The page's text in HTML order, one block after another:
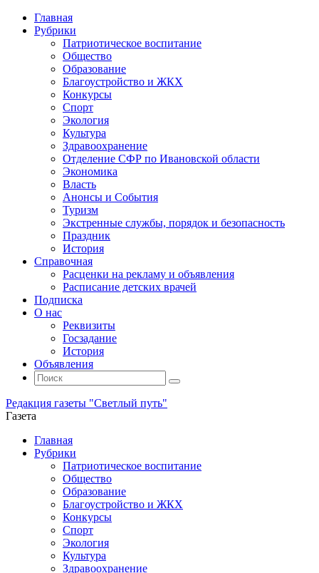
Главная
Рубрики
Патриотическое воспитание
Общество
Образование
Благоустройство и ЖКХ
Конкурсы
Спорт
Экология
Культура
Здравоохранение
Отделение СФР по Ивановской области
Экономика
Власть
Анонсы и События
Туризм
Экстренные службы, порядок и безопасность
Праздник
История
Справочная
Расценки на рекламу и объявления
Расписание детских врачей
Подписка
О нас
Реквизиты
Госзадание
История
Объявления
Поиск
Искать:
Поиск
Редакция газеты "Светлый путь"
Газета
Промотать
содержимому
Главная
Рубрики
Патриотическое воспитание
Общество
Образование
Благоустройство и ЖКХ
Конкурсы
Спорт
Экология
Культура
Здравоохранение